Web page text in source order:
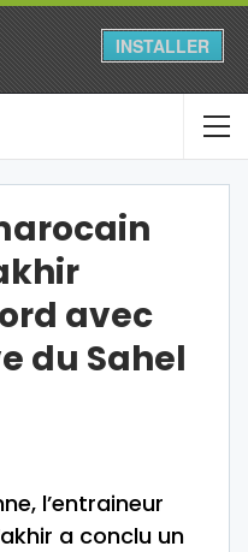
INSTALLER
avec
du Sahel
l’entraineur
a conclu un